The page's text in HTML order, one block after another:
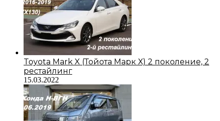
Toyota Mark X (Тойота Марк Х) 2 поколение, 2
рестайлинг
15.03.2022